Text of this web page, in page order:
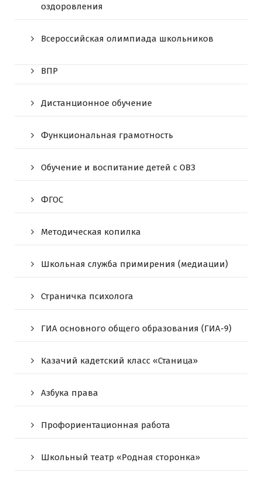
оздоровления
Всероссийская олимпиада школьников
ВПР
Дистанционное обучение
Функциональная грамотность
Обучение и воспитание детей с ОВЗ
ФГОС
Методическая копилка
Школьная служба примирения (медиации)
Страничка психолога
ГИА основного общего образования (ГИА-9)
Казачий кадетский класс «Станица»
Азбука права
Профориентационная работа
Школьный театр «Родная сторонка»